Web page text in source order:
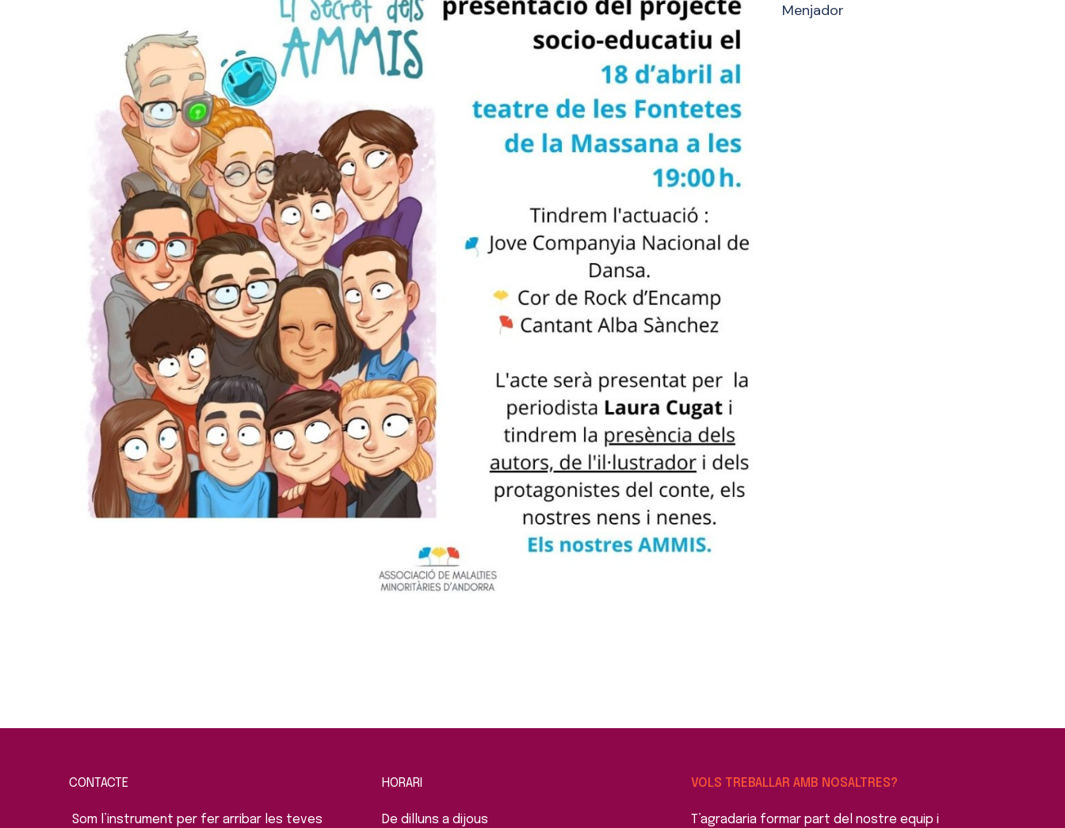
Menjador
CONTACTE
Som l’instrument per fer arribar les teves
HORARI
De dilluns a dijous
VOLS TREBALLAR AMB NOSALTRES?
T’agradaria formar part del nostre equip i